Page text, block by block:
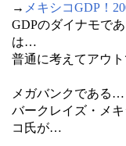
→ メキシコGDP！
GDPのダイナモで
は…
普通に考えてアウト
メガバンクである…
バークレイズ・メ
コ氏が…